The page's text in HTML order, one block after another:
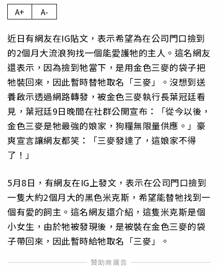
A+ A-
近日有網友在IG貼文，表示希望為在公司門口撿到
的2個月大流浪狗找一個能愛護牠的主人。這名網友
還表示，因為撿到牠當下，是用金色三麥的袋子把
牠裝回來，因此暫時替牠取名「三麥」。沒想到送
養啟示透過網路轉發，被金色三麥執行長葉冠廷看
見，葉冠廷9日晚間在社群公開宣布：「從今以後，
金色三麥是牠最強的娘家，狗糧無限量供應。」豪
爽宣言讓網友都笑：「三麥發達了，這娘家不得
了！」
5月8日，有網友在IG上發文，表示在公司門口撿到
一隻大約2個月大的黑色米克斯，希望能替牠找到一
個有愛的飼主。這名網友還介紹，這隻米克斯是個
小女生，由於牠被發現後，是被裝在金色三麥的袋
子帶回來，因此暫時給牠取名「三麥」。